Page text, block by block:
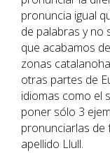
pronuncia igual
de palabras y no
que acabamos
zonas
otras partes de
idiomas como el
poner sólo 3
pronunciarlas de
apellido Llull.